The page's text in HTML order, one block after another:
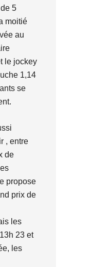
5
moitié
au
le jockey
1,14
se
, entre
de
propose
prix de
les
23 et
les